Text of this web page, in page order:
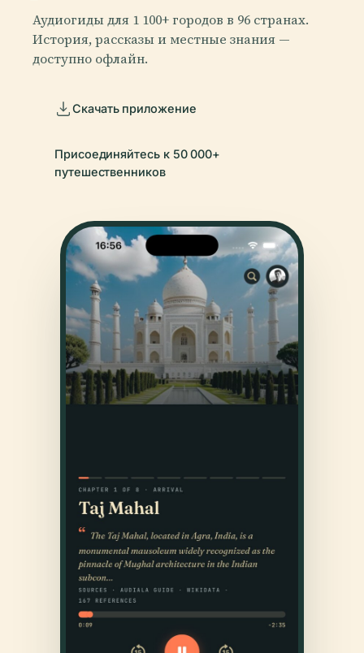
Аудиогиды для 1 100+ городов в 96 странах.
История, рассказы и местные знания —
доступно офлайн.
Скачать приложение
Присоединяйтесь к 50 000+
путешественников